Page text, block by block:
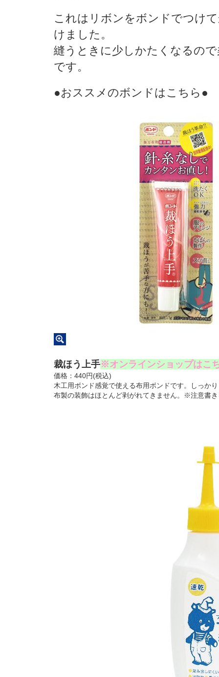
これはリボンをボンドでつけ
けました。
縫うときに少しかたくなるの
です。
●おススメのボンドはこちら●
裁ほう上手※オンラインショップはこ
価格：440円(税込)
木工用ボンド感覚で使える布用ボンドです。しっか
布製の装飾はほとんど剥がれてきません。※注意書